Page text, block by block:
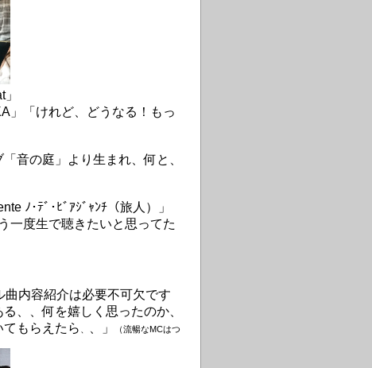
」「けれど、どうなる！もっ
音の庭」より生まれ、何と、
ﾉ･ﾃﾞ･ﾋﾞｱｼﾞｬﾝﾁ（旅人）」
一度生で聴きたいと思ってた
内容紹介は必要不可欠です
、、何を嬉しく思ったのか、
もらえたら
、」
（流暢なMCはつ